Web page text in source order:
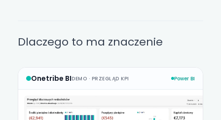
Dlaczego to ma znaczenie
Onetribe BIDEMO · PRZEGLĄD KPI Power BI